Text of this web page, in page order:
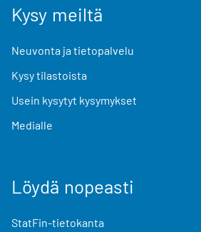
Kysy meiltä
Neuvonta ja tietopalvelu
Kysy tilastoista
Usein kysytyt kysymykset
Medialle
Löydä nopeasti
StatFin-tietokanta